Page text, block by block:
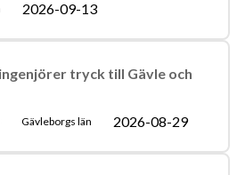
2026-09-13
tryck till Gävle och
Gävleborgs län 2026-08-29